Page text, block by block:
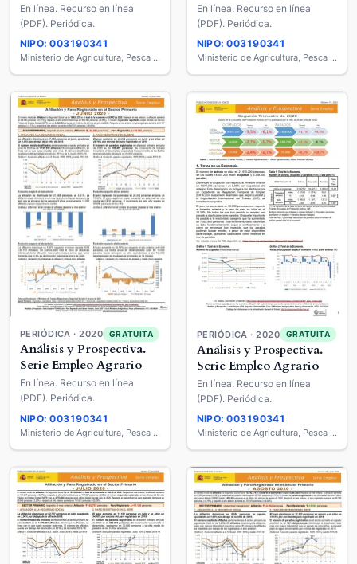
En línea. Recurso en línea
(PDF). Periódica.
NIPO: 003190341
Ministerio de Agricultura, Pesca y Alimentación
En línea. Recurso en línea
(PDF). Periódica.
NIPO: 003190341
Ministerio de Agricultura, Pesca y Alimentación
PERIÓDICA · 2020 GRATUITA
Análisis y Prospectiva.
Serie Empleo Agrario
En línea. Recurso en línea
(PDF). Periódica.
NIPO: 003190341
Ministerio de Agricultura, Pesca y Alimentación
PERIÓDICA · 2020 GRATUITA
Análisis y Prospectiva.
Serie Empleo Agrario
En línea. Recurso en línea
(PDF). Periódica.
NIPO: 003190341
Ministerio de Agricultura, Pesca y Alimentación